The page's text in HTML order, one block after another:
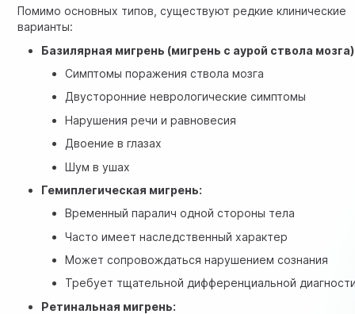
Помимо основных типов, существуют редкие клинические
варианты:
Базилярная мигрень (мигрень с аурой ствола
Симптомы поражения ствола мозга
Двусторонние неврологические симптомы
Нарушения речи и равновесия
Двоение в глазах
Шум в ушах
Гемиплегическая мигрень:
Временный паралич одной стороны тела
Часто имеет наследственный характер
Может сопровождаться нарушением сознания
Требует тщательной дифференциальной
Ретинальная мигрень: